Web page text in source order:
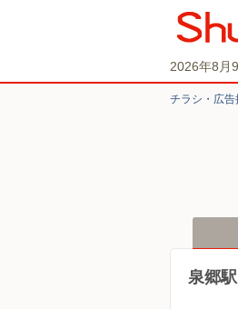
2026年8月
チラシ・​広告
泉郷